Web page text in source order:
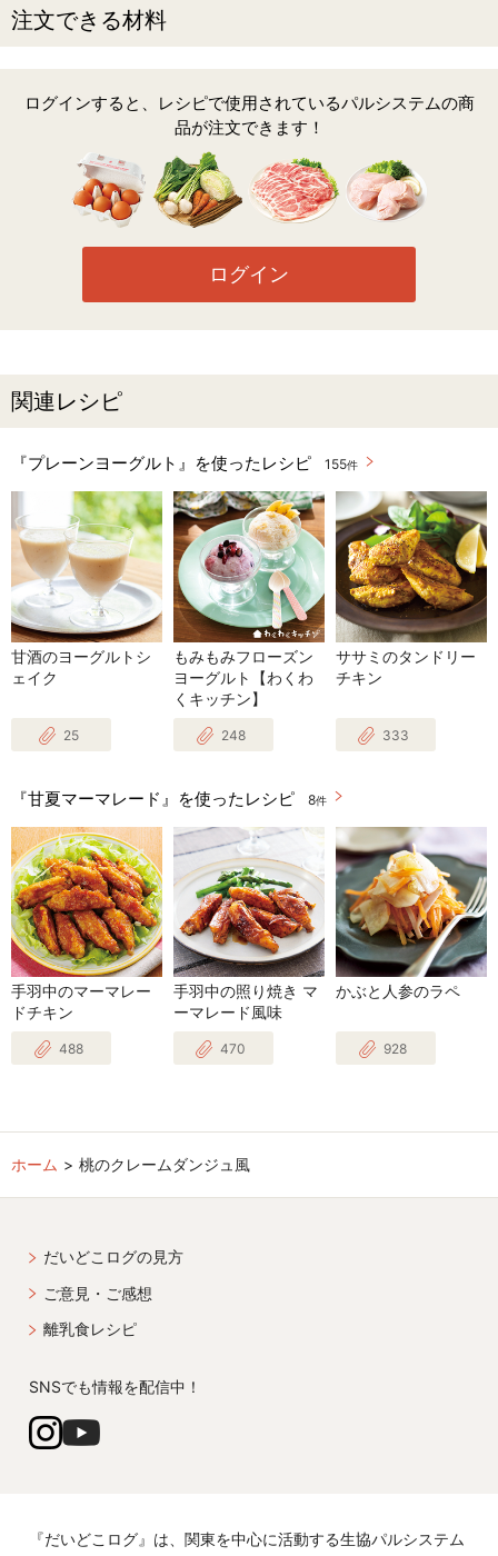
注文できる材料
ログインすると、レシピで使用されているパルシステムの商
品が注文できます！
ログイン
関連レシピ
『プレーンヨーグルト』を使ったレシピ 155件
甘酒のヨーグルトシ
ェイク
25
もみもみフローズン
ヨーグルト【わくわ
くキッチン】
248
ササミのタンドリー
チキン
333
『甘夏マーマレード』を使ったレシピ 8件
手羽中のマーマレー
ドチキン
488
手羽中の照り焼き マ
ーマレード風味
470
かぶと人参のラペ
928
ホーム 桃のクレームダンジュ風
だいどこログの見方
ご意見・ご感想
離乳食レシピ
SNSでも情報を配信中！
『だいどこログ』は、関東を中心に活動する生協パルシステム